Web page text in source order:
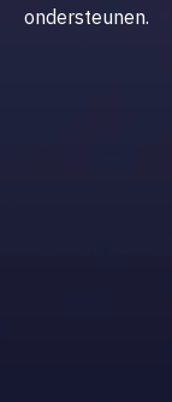
ondersteunen.